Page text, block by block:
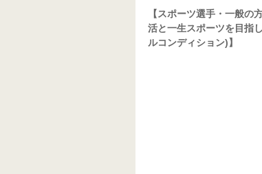
【スポーツ選手・一般の
活と一生スポーツを目指
ルコンディション)】